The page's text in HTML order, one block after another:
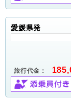
愛媛県発
旅行代金：